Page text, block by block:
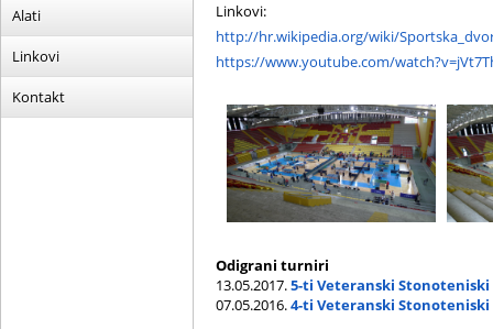
Alati
Linkovi
Kontakt
Linkovi:
http://hr.wikipedia.org/wiki/
https://www.youtube.com/
Odigrani turniri
13.05.2017.5-ti Veteranski Stonoteniski
07.05.2016.4-ti Veteranski Stonoteniski